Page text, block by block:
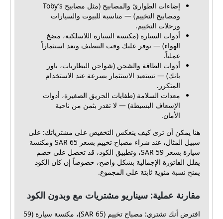
إضاءات الطوارئ والمصابيح (مثل مصابيح Toby’s
ومصابيح التخييم) — مناسبة للبيوت والسيارات
ورحلات التخييم.
أدوات السيارة (مكنسة السيارة اللاسلكية، مضخ
الهواء) — توفر عليك وقت التنظيف وتعد استثماراً
عملياً.
أدوات الطاقة والشحن (شواحن البطاريات، باور
بانك) — تستعيد الاستثمار بسرعة عند الاستخدام
المتكرر.
معدات السلامة (طفايات الحريق الصغيرة، أدوات
الإسعاف البسيطة) — لا تقدر بثمن من ناحية
الأمان.
هنا يمكن أن ترى كيف ينعكس التخفيض على مشترياتك: على
سبيل المثال، عند شراء مصباح تخييم بسعر 65 SAR ومكنسة
سيارة بسعر 59 SAR، وتطبيق الكود، قد تحصل على خصم
يقلل الفاتورة الإجمالية بشكل واضح، خصوصاً إن كان الكود
يمنح نسبة مئوية ثابتة على المجموع.
مقارنة عملية: سيناريو مشتريات مع وبدون الكود
افترض أنك تشتري: مصباح تخييم (65 SAR)، مكنسة سيارة (59